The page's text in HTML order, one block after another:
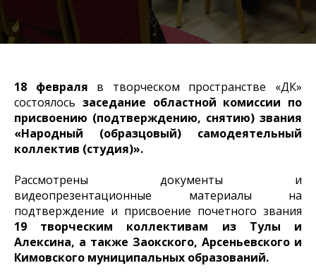
18 февраля в творческом пространстве «ДК»
состоялось заседание областной комиссии по
присвоению (подтверждению, снятию) звания
«Народный (образцовый) самодеятельный
коллектив (студия)».
Рассмотрены документы и
видеопрезентационные материалы на
подтверждение и присвоение почетного звания
19 творческим коллективам из Тулы и
Алексина, а также Заокского, Арсеньевского и
Кимовского муниципальных образований.